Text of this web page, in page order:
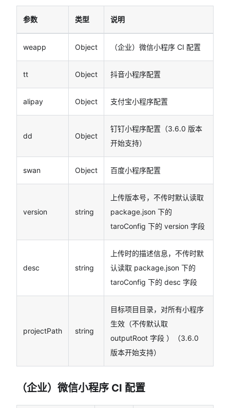
参数 类型 说明
weapp Object （企业）微信小程序 CI 配置
tt Object 抖音小程序配置
alipay Object 支付宝小程序配置
dd Object
钉钉小程序配置（3.6.0 版本
开始支持）
swan Object 百度小程序配置
version string
上传版本号，不传时默认读取
package.json 下的
taroConfig 下的 version 字段
desc string
上传时的描述信息，不传时默
认读取 package.json 下的
taroConfig 下的 desc 字段
projectPath string
目标项目目录，对所有小程序
生效（不传默认取
outputRoot 字段 ）（3.6.0
版本开始支持）
（企业）微信小程序 CI 配置